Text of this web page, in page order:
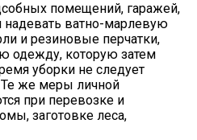
помещений, гаражей,
надевать ватно-марлевую
и резиновые перчатки,
одежду, которую затем
уборки не следует
Те же меры личной
при перевозке и
заготовке леса,